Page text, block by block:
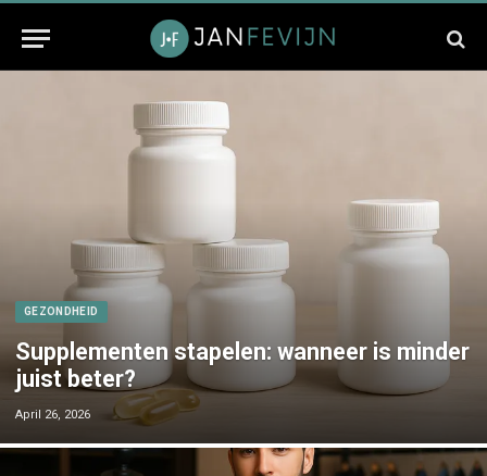
GEZONDHEID
Supplementen stapelen: wanneer is minder
juist beter?
April 26, 2026